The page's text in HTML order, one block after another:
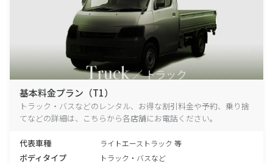
基本料金プラン（T1）
トラック・バスなどのレンタル、お得な割引料金や予約、乗り捨
てなどの詳細は、こちらから各店舗にお電話ください。
代表車種 ライトエーストラック 等
ボディタイプ トラック・バスなど